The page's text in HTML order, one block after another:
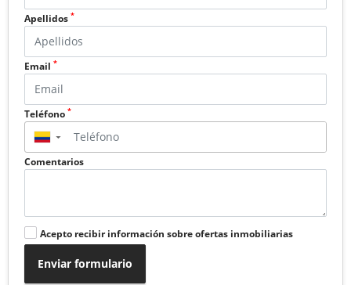
Apellidos *
Email *
Teléfono *
▼
Comentarios
Acepto recibir información sobre ofertas inmobiliarias
Enviar formulario